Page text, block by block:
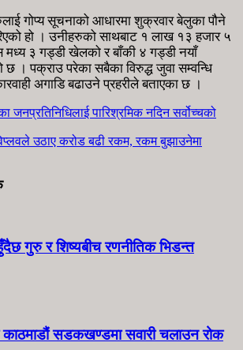
गोप्य सूचनाको आधारमा शुक्रवार बेलुका पौने
हो । उनीहरुको साथबाट १ लाख १३ हजार ५
३ गड्डी खेलको र बाँकी ४ गड्डी नयाँ
छ । पक्राउ परेका सबैका विरुद्ध जुवा सम्वन्धि
अगाडि बढाउने प्रहरीले बताएका छ ।
जनप्रतिनिधिलाई पारिश्रमिक नदिन सर्वोच्चको
उठाए करोड बढी रकम, रकम बुझाउनेमा
गुरु र शिष्यबीच रणनीतिक भिडन्त
काठमाडौं सडकखण्डमा सवारी चलाउन रोक